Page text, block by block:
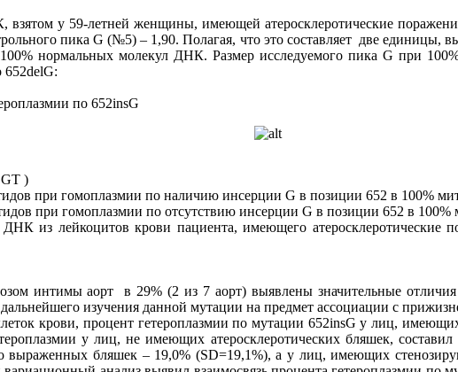
у 59-летней женщины, имеющей атеросклеротические
пика G (№5) – 1,90. Полагая, что это составляет две единицы,
нормальных молекул ДНК. Размер исследуемого пика G при
по 652insG
)
при гомоплазмии по наличию инсерции G в позиции 652 в 100%
при гомоплазмии по отсутствию инсерции G в позиции 652 в
ДНК из лейкоцитов крови пациента, имеющего
интимы аорт в 29% (2 из 7 аорт) выявлены значительные
изучения данной мутации на предмет ассоциации с
крови, процент гетероплазмии по мутации 652insG у лиц,
у лиц, не имеющих атеросклеротических бляшек,
бляшек – 19,0% (SD=19,1%), а у лиц, имеющих